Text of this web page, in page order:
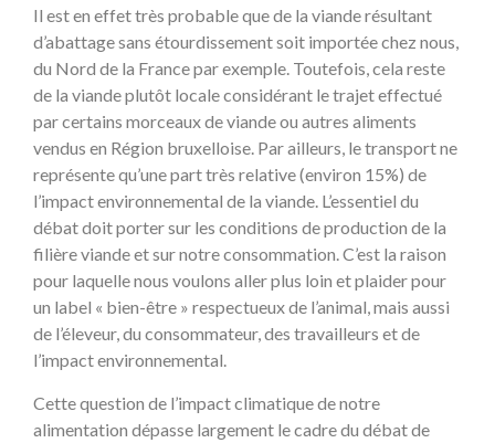
Il est en effet très probable que de la viande résultant
d’abattage sans étourdissement soit importée chez nous,
du Nord de la France par exemple. Toutefois, cela reste
de la viande plutôt locale considérant le trajet effectué
par certains morceaux de viande ou autres aliments
vendus en Région bruxelloise. Par ailleurs, le transport ne
représente qu’une part très relative (environ 15%) de
l’impact environnemental de la viande. L’essentiel du
débat doit porter sur les conditions de production de la
filière viande et sur notre consommation. C’est la raison
pour laquelle nous voulons aller plus loin et plaider pour
un label « bien-être » respectueux de l’animal, mais aussi
de l’éleveur, du consommateur, des travailleurs et de
l’impact environnemental.
Cette question de l’impact climatique de notre
alimentation dépasse largement le cadre du débat de